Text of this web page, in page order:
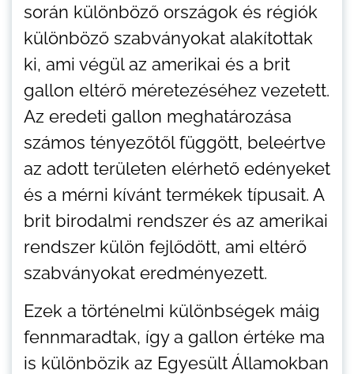
során különböző országok és régiók
különböző szabványokat alakítottak
ki, ami végül az amerikai és a brit
gallon eltérő méretezéséhez vezetett.
Az eredeti gallon meghatározása
számos tényezőtől függött, beleértve
az adott területen elérhető edényeket
és a mérni kívánt termékek típusait. A
brit birodalmi rendszer és az amerikai
rendszer külön fejlődött, ami eltérő
szabványokat eredményezett.
Ezek a történelmi különbségek máig
fennmaradtak, így a gallon értéke ma
is különbözik az Egyesült Államokban